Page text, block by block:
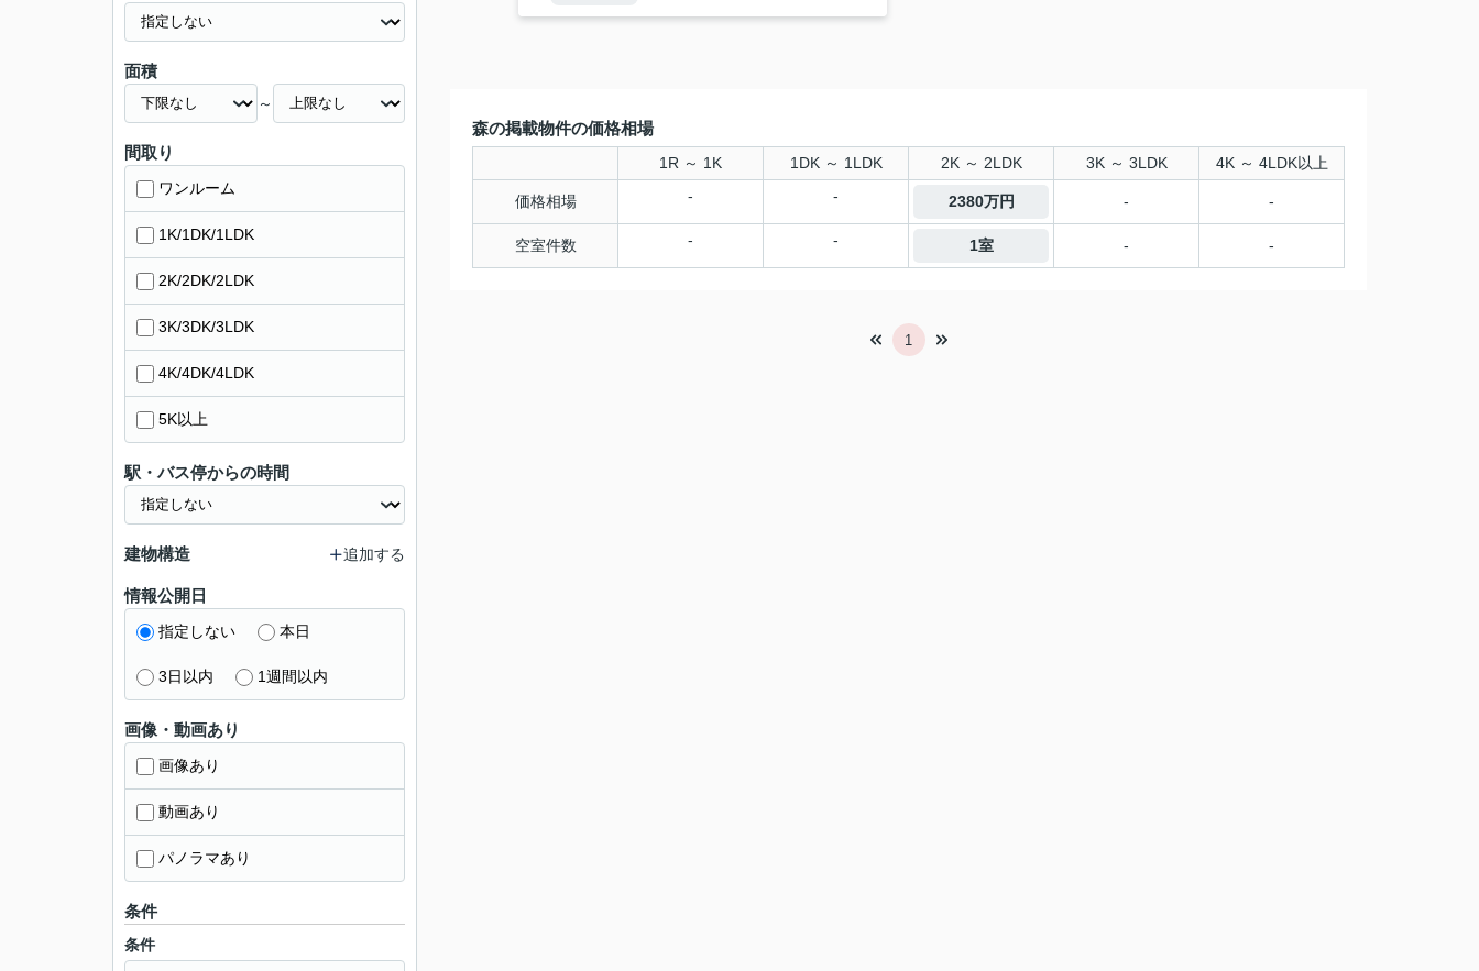
森の掲載物件の価格相場
1R ～ 1K 1DK ～ 1LDK 2K ～ 2LDK 3K ～ 3LDK 4K ～ 4LDK以上
価格相場 - - 2380万円 - -
空室件数 - - 1室 - -
1
面積
～
間取り
ワンルーム
1K/1DK/1LDK
2K/2DK/2LDK
3K/3DK/3LDK
4K/4DK/4LDK
5K以上
駅・バス停からの時間
建物構造 追加する
情報公開日
指定しない 本日
3日以内 1週間以内
画像・動画あり
画像あり
動画あり
パノラマあり
条件
条件